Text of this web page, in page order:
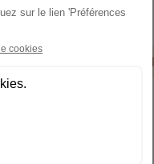
:
Road Trip en Italie du nord